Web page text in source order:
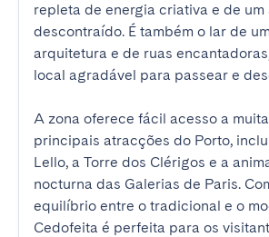
repleta de energia criativa e de um
descontraído. É também o lar de
arquitetura e de ruas
local agradável para passear e
A zona oferece fácil acesso a
principais atracções do Porto,
Lello, a Torre dos Clérigos e a
nocturna das Galerias de Paris.
equilíbrio entre o tradicional e o
Cedofeita é perfeita para os